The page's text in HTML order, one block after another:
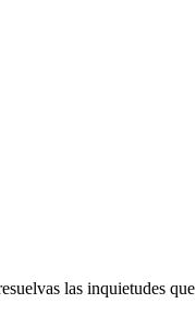
las inquietudes que